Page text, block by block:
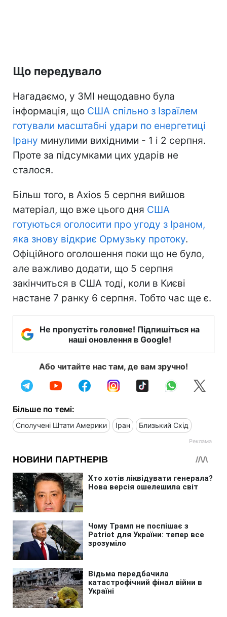
Що передувало
Нагадаємо, у ЗМІ нещодавно була
інформація, що США спільно з Ізраїлем
готували масштабні удари по енергетиці
Ірану минулими вихідними - 1 і 2 серпня.
Проте за підсумками цих ударів не
сталося.
Більш того, в Axios 5 серпня вийшов
матеріал, що вже цього дня США
готуються оголосити про угоду з Іраном,
яка знову відкриє Ормузьку протоку.
Офіційного оголошення поки що не було,
але важливо додати, що 5 серпня
закінчиться в США тоді, коли в Києві
настане 7 ранку 6 серпня. Тобто час ще є.
Не пропустіть головне! Підпишіться на
наші оновлення в Google!
Або читайте нас там, де вам зручно!
Більше по темі:
Сполучені Штати Америки Іран Близький Схід